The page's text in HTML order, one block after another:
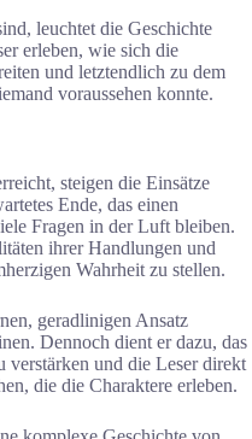
leuchtet die Geschichte
erleben, wie sich die
und letztendlich zu dem
voraussehen konnte.
steigen die Einsätze
Ende, das einen
Fragen in der Luft bleiben.
ihrer Handlungen und
Wahrheit zu stellen.
geradlinigen Ansatz
Dennoch dient er dazu, das
verstärken und die Leser direkt
die die Charaktere erleben.